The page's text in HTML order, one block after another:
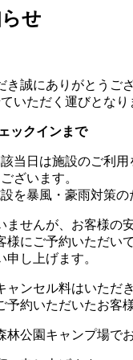
せ
誠にありがとうござ
いただく運びとなり
ックインまで
当日は施設のご利
ざいます。
を暴風・豪雨対策の
せんが、お客様の
にご予約いただい
し上げます。
ンセル料はいただ
約いただいたお客
公園キャンプ場で